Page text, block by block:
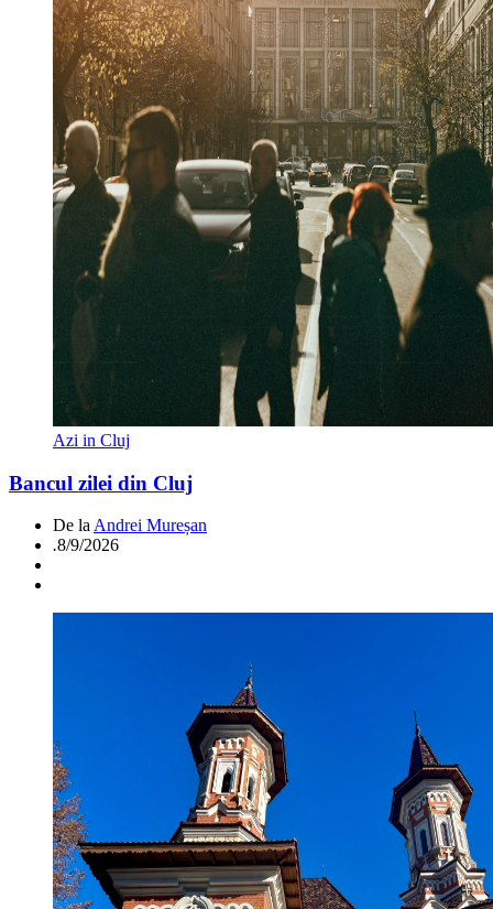
Azi in Cluj
Bancul zilei din Cluj
De la Andrei Mureșan
.8/9/2026